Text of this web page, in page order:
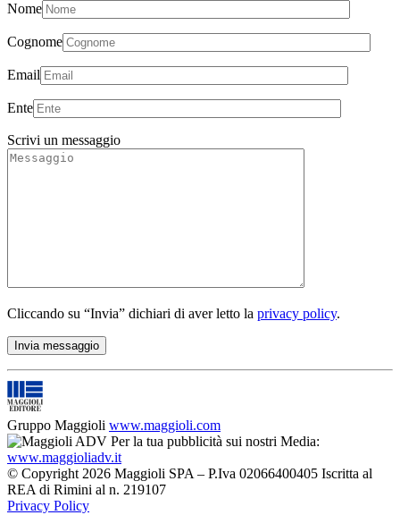
Nome
Cognome
Email
Ente
Scrivi un messaggio
Cliccando su “Invia” dichiari di aver letto la privacy policy.
Gruppo Maggioli www.maggioli.com
Per la tua pubblicità sui nostri Media:
www.maggioliadv.it
© Copyright 2026 Maggioli SPA – P.Iva 02066400405 Iscritta al
REA di Rimini al n. 219107
Privacy Policy